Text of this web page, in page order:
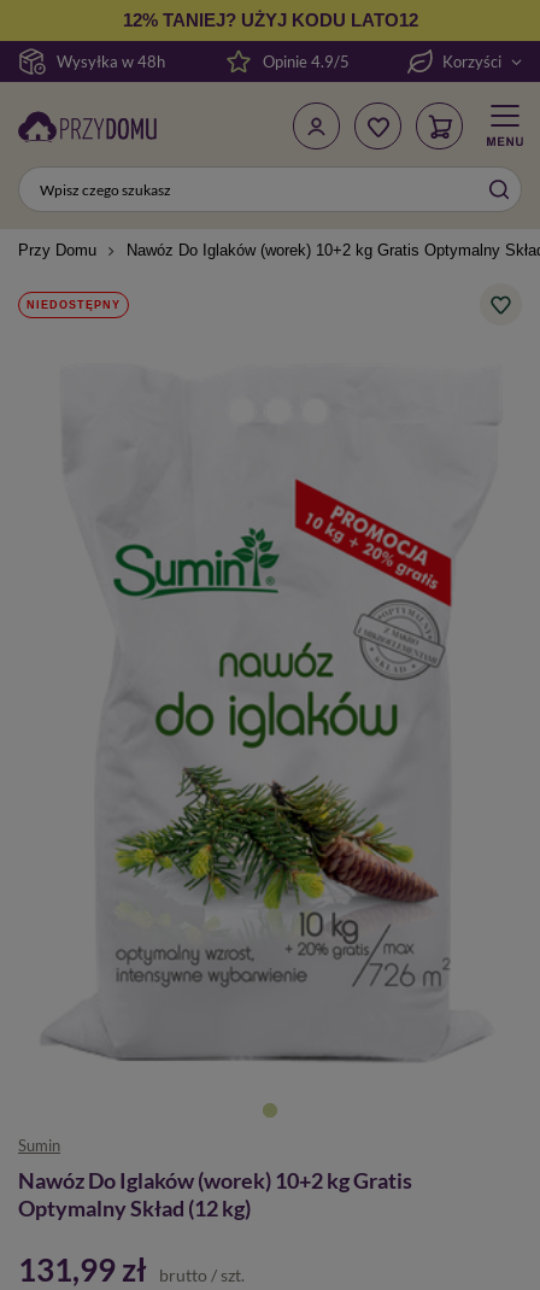
Wysyłka w 48h
12% TANIEJ? UŻYJ KODU LATO12
Opinie 4.9/5 Korzyści
Przy Domu Nawóz Do Iglaków (worek) 10+2 kg Gratis Optymalny
NIEDOSTĘPNY
Sumin
Nawóz Do Iglaków (worek) 10+2 kg Gratis
Optymalny Skład (12 kg)
131,99 zł brutto / szt.